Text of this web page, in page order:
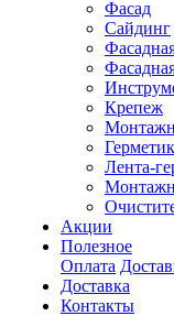
Фасад
Сайдинг
Крепеж
Герметик
Лента-
Акции
Полезное
Оплата
Доставка
Контакты